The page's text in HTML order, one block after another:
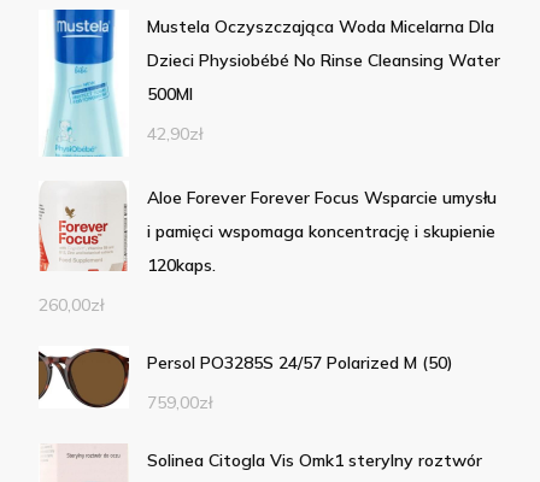
Mustela Oczyszczająca Woda Micelarna Dla
Dzieci Physiobébé No Rinse Cleansing Water
500Ml
42,90zł
Aloe Forever Forever Focus Wsparcie umysłu
i pamięci wspomaga koncentrację i skupienie
120kaps.
260,00zł
Persol PO3285S 24/57 Polarized M (50)
759,00zł
Solinea Citogla Vis Omk1 sterylny roztwór